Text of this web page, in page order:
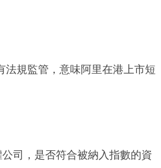
法規監管，意味阿里在港上市短
司，是否符合被納入指數的資